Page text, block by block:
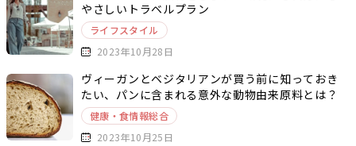
やさしいトラベルプラン
ライフスタイル
2023年10月28日
ヴィーガンとベジタリアンが買う前に知っておき
たい、パンに含まれる意外な動物由来原料とは？
健康・食情報総合
2023年10月25日